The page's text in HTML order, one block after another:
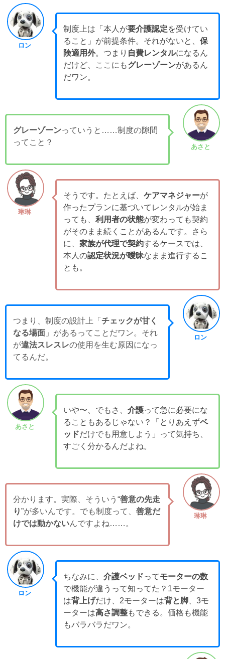
ロン
制度上は「本人が要介護認定を受けてい
ること」が前提条件。それがないと、 保
険適用外。つまり 自費レンタルになるん
だけど、ここにもグレーゾーンがあるん
だワン。
あさと
グレーゾーンっていうと……制度の隙間
ってこと？
琳琳
そうです。たとえば、 ケアマネジャーが
作ったプランに基づいてレンタルが始ま
っても、 利用者の状態が変わっても契約
がそのまま続くことがあるんです。さら
に、 家族が代理で契約するケースでは、
本人の認定状況が曖昧なまま進行するこ
とも。
ロン
つまり、制度の設計上「 チェックが甘く
なる場面」があるってことだワン。それ
が違法スレスレの使用を生む原因になっ
てるんだ。
あさと
いや〜、でもさ、 介護って急に必要にな
ることもあるじゃない？「とりあえずベ
ッドだけでも用意しよう」って気持ち、
すごく分かるんだよね。
琳琳
分かります。実際、そういう“善意の先走
り”が多いんです。でも制度って、 善意だ
けでは動かないんですよね……。
ロン
ちなみに、 介護ベッドってモーターの数
で機能が違うって知ってた？1モーター
は背上げだけ、2モーターは背と脚、3モ
ーターは高さ調整もできる。価格も機能
もバラバラだワン。